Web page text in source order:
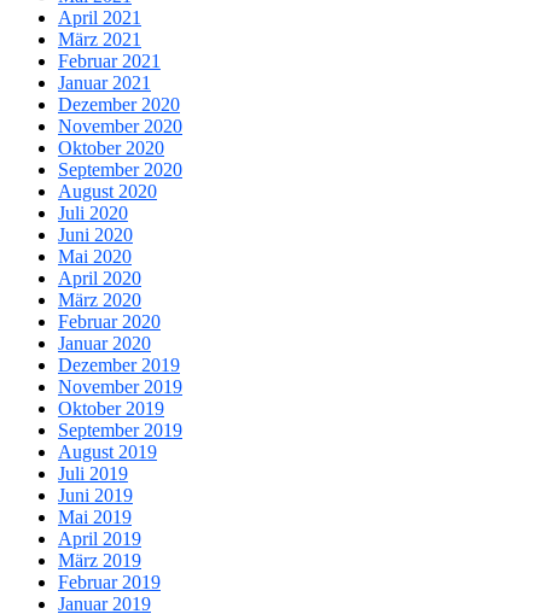
April 2021
März 2021
Februar 2021
Januar 2021
Dezember 2020
November 2020
Oktober 2020
September 2020
August 2020
Juli 2020
Juni 2020
Mai 2020
April 2020
März 2020
Februar 2020
Januar 2020
Dezember 2019
November 2019
Oktober 2019
September 2019
August 2019
Juli 2019
Juni 2019
Mai 2019
April 2019
März 2019
Februar 2019
Januar 2019